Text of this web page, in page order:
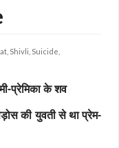
Shivli, Suicide,
प्रेमिका के शव
की युवती से था प्रेम-